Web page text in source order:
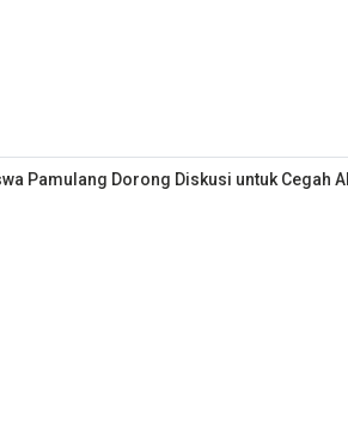
Pamulang Dorong Diskusi untuk Cegah